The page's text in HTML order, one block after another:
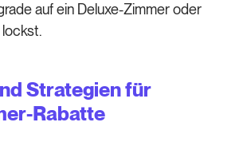
auf ein Deluxe-Zimmer oder
Strategien für
Rabatte